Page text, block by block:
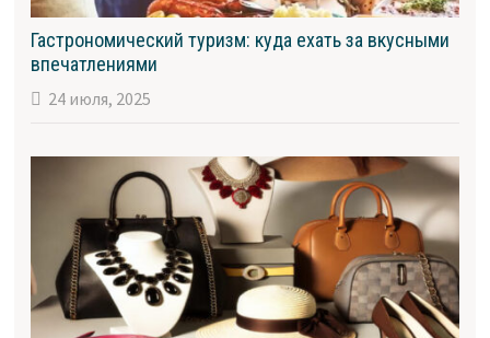
Гастрономический туризм: куда ехать за вкусными
впечатлениями
24 июля, 2025